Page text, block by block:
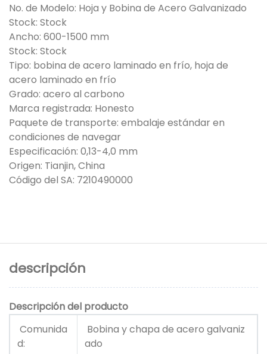
No. de Modelo: Hoja y Bobina de Acero Galvanizado
Stock: Stock
Ancho: 600-1500 mm
Stock: Stock
Tipo: bobina de acero laminado en frío, hoja de
acero laminado en frío
Grado: acero al carbono
Marca registrada: Honesto
Paquete de transporte: embalaje estándar en
condiciones de navegar
Especificación: 0,13-4,0 mm
Origen: Tianjin, China
Código del SA: 7210490000
descripción
Descripción del producto
Comunida
d:
Bobina y chapa de acero galvaniz
ado